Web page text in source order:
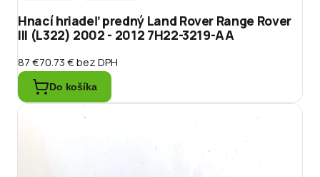
Hnací hriadeľ predný Land Rover Range Rover
III (L322) 2002 - 2012 7H22-3219-AA
87 €70.73 €bez DPH
Do košíka